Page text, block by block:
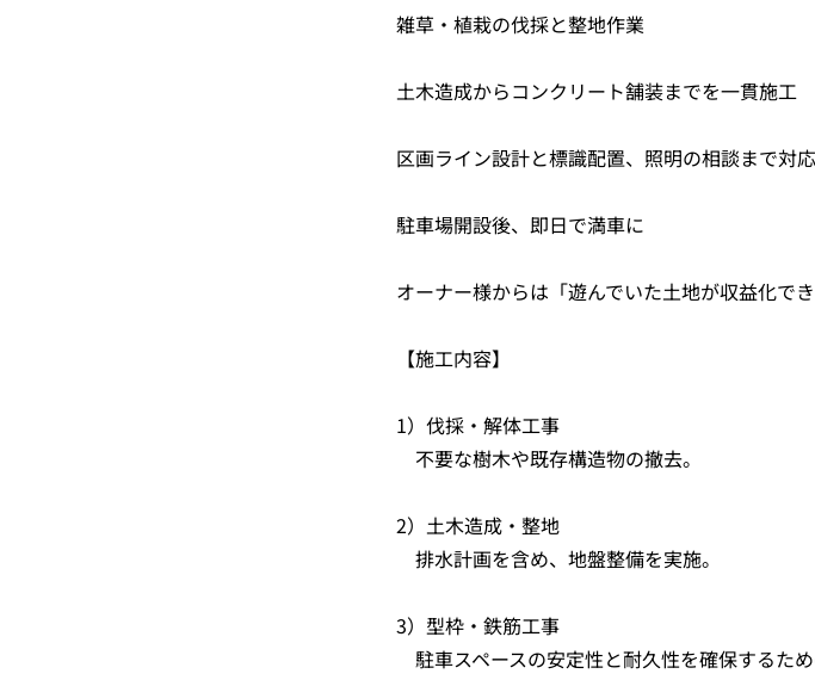
雑草・植栽の伐採と整地作業
土木造成からコンクリート舗装までを一貫施工
区画ライン設計と標識配置、照明の相談まで対応
駐車場開設後、即日で満車に
オーナー様からは「遊んでいた土地が収益化で
【施工内容】
1）伐採・解体工事
不要な樹木や既存構造物の撤去。
2）土木造成・整地
排水計画を含め、地盤整備を実施。
3）型枠・鉄筋工事
駐車スペースの安定性と耐久性を確保するため